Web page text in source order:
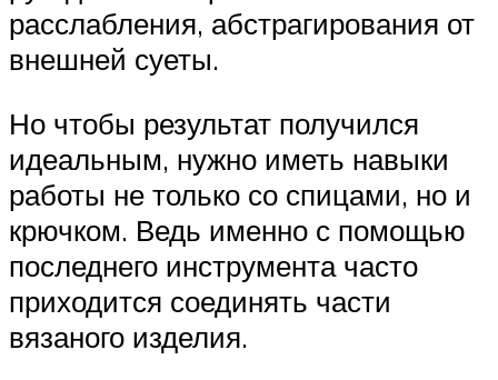
расслабления, абстрагирования от
внешней суеты.
Но чтобы результат получился
идеальным, нужно иметь навыки
работы не только со спицами, но и
крючком. Ведь именно с помощью
последнего инструмента часто
приходится соединять части
вязаного изделия.